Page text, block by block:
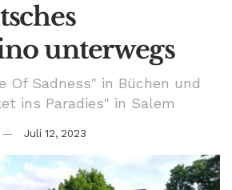
unterwegs
Of Sadness" in Büchen und
ins Paradies" in Salem
Juli 12, 2023